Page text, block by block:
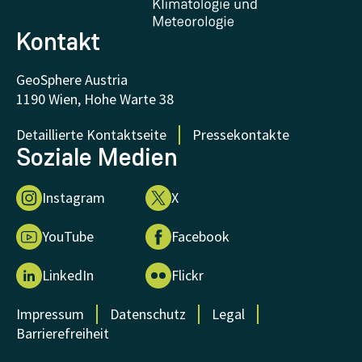
Forschung unterstützen
Kontakt
GeoSphere Austria
1190 Wien, Hohe Warte 38
Detaillierte Kontaktseite
Pressekontakte
Soziale Medien
Instagram X
YouTube Facebook
LinkedIn Flickr
Impressum Datenschutz
Legal
Barrierefreiheit